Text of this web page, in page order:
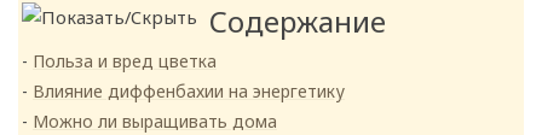
Содержание
Польза и вред цветка
Влияние диффенбахии на энергетику
Можно ли выращивать дома